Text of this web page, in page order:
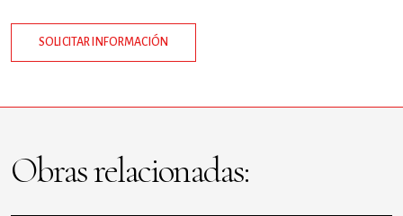
SOLICITAR INFORMACIÓN
Obras relacionadas: